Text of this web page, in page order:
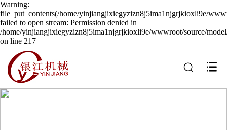
Warning:
file_put_contents(/home/yinjiangjixiegyzizn8j5ima1njgrjkioxli9e/
failed to open stream: Permission denied in
/home/yinjiangjixiegyzizn8j5ima1njgrjkioxli9e/wwwroot/source/
on line 217